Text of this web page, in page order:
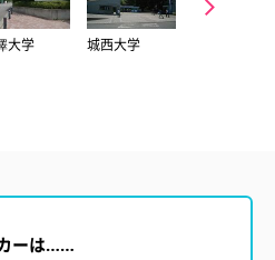
大学 城西大学
ーは……